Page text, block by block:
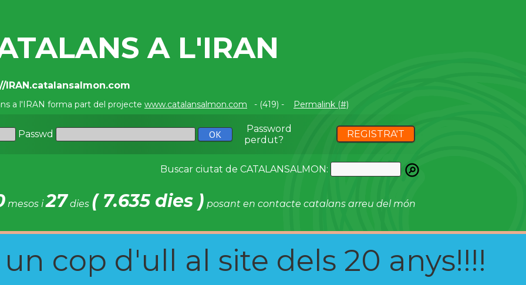
A L'IRAN
IRAN.catalansalmon.com
a l'IRAN forma part del projecte www.catalansalmon.com - (419) - Permalink (#)
Passwd
Password
perdut?
REGISTRA'T
Buscar ciutat de CATALANSALMON:
mesos i27 dies ( 7.635 dies ) posant en contacte catalans arreu del món
cop d'ull al site dels 20 anys!!!!